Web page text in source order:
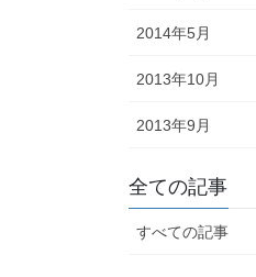
2014年5月
2013年10月
2013年9月
全ての記事
すべての記事